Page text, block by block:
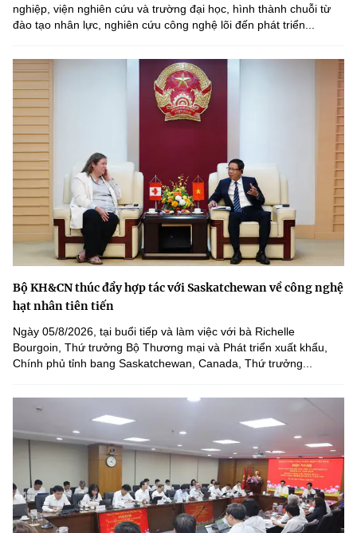
nghiệp, viện nghiên cứu và trường đại học, hình thành chuỗi từ
đào tạo nhân lực, nghiên cứu công nghệ lõi đến phát triển...
Bộ KH&CN thúc đẩy hợp tác với Saskatchewan về công nghệ
hạt nhân tiên tiến
Ngày 05/8/2026, tại buổi tiếp và làm việc với bà Richelle
Bourgoin, Thứ trưởng Bộ Thương mại và Phát triển xuất khẩu,
Chính phủ tỉnh bang Saskatchewan, Canada, Thứ trưởng...